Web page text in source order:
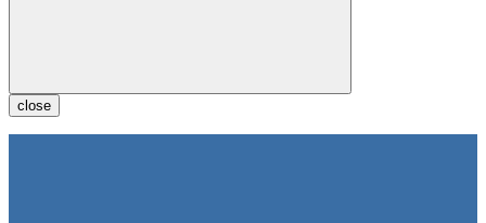
close